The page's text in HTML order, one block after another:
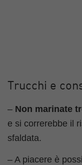
Trucchi e
– Non marinate
e si correrebbe il
sfaldata.
– A piacere è